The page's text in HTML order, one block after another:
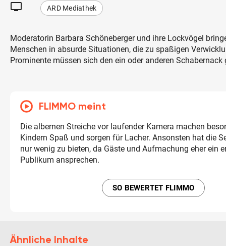
tv ARD Mediathek
Moderatorin Barbara Schöneberger und ihre Lockvögel
Menschen in absurde Situationen, die zu spaßigen
Prominente müssen sich den ein oder anderen
FLIMMO meint
Die albernen Streiche vor laufender Kamera machen
Kindern Spaß und sorgen für Lacher. Ansonsten hat die
nur wenig zu bieten, da Gäste und Aufmachung eher ein
Publikum ansprechen.
SO BEWERTET FLIMMO
Ähnliche Inhalte